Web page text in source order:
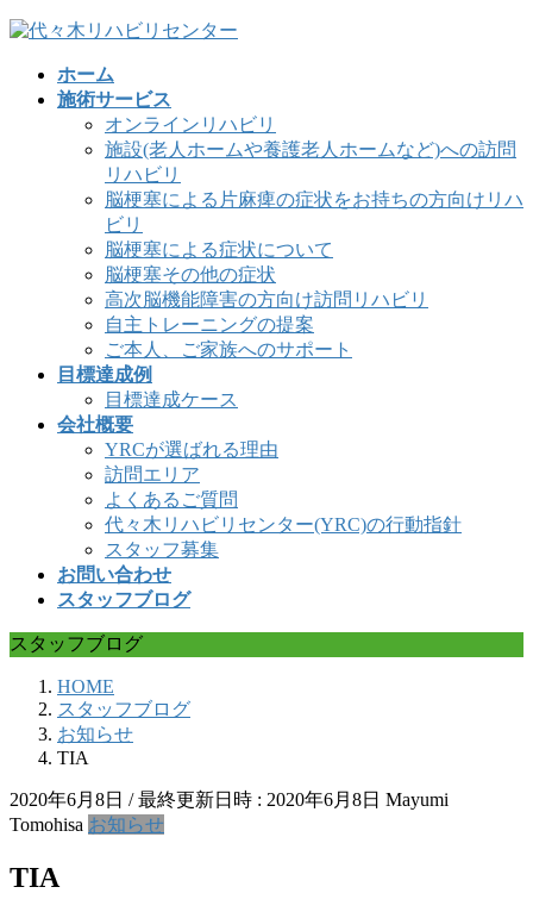
コ
ナ
ホーム
施術サービス
オンラインリハビリ
施設(老人ホームや養護老人ホームなど)への訪問
リハビリ
脳梗塞による片麻痺の症状をお持ちの方向けリハ
ビリ
脳梗塞による症状について
脳梗塞その他の症状
高次脳機能障害の方向け訪問リハビリ
自主トレーニングの提案
ご本人、ご家族へのサポート
目標達成例
目標達成ケース
会社概要
YRCが選ばれる理由
訪問エリア
よくあるご質問
代々木リハビリセンター(YRC)の行動指針
スタッフ募集
お問い合わせ
スタッフブログ
スタッフブログ
HOME
スタッフブログ
お知らせ
TIA
2020年6月8日 / 最終更新日時 : 2020年6月8日 Mayumi
Tomohisa お知らせ
TIA